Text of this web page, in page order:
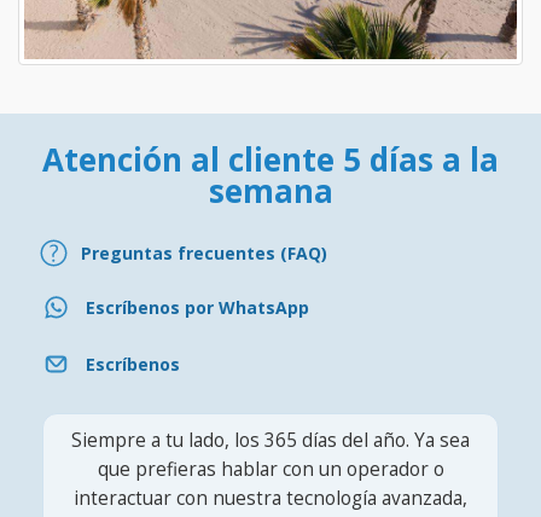
Atención al cliente 5 días a la
semana
Preguntas frecuentes (FAQ)
Escríbenos por WhatsApp
Escríbenos
Siempre a tu lado, los 365 días del año. Ya sea
que prefieras hablar con un operador o
interactuar con nuestra tecnología avanzada,